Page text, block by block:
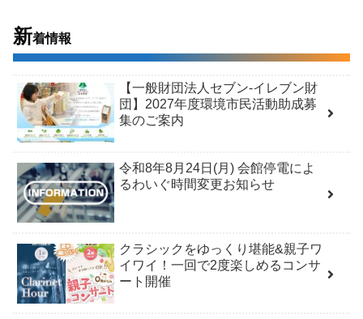
新着情報
【一般財団法人セブン-イレブン財
団】2027年度環境市民活動助成募
集のご案内
令和8年8月24日(月) 会館停電によ
るわいぐ時間変更お知らせ
クラシックをゆっくり堪能&親子ワ
イワイ！一回で2度楽しめるコンサ
ート開催